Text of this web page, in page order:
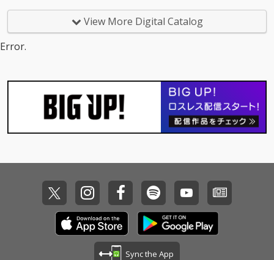
リング曲「しあわせ十
色」は坂本冬美と同じ
の若草恵が担当。
View More Digital Catalog
Error.
Sync the App